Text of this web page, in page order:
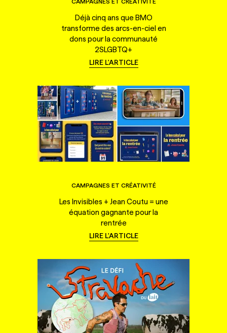
CAMPAGNES ET CRÉATIVITÉ
Déjà cinq ans que BMO
transforme des arcs-en-ciel en
dons pour la communauté
2SLGBTQ+
LIRE L'ARTICLE
CAMPAGNES ET CRÉATIVITÉ
Les Invisibles + Jean Coutu = une
équation gagnante pour la
rentrée
LIRE L'ARTICLE